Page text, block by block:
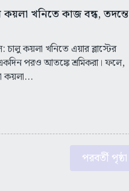
খনিতে কাজ বন্ধ, তদন্তে
চালু কয়লা খনিতে এয়ার ব্লাস্টের
পরও আতঙ্কে শ্রমিকরা। ফলে,
কয়লা...
পরবর্তী পৃষ্ঠা